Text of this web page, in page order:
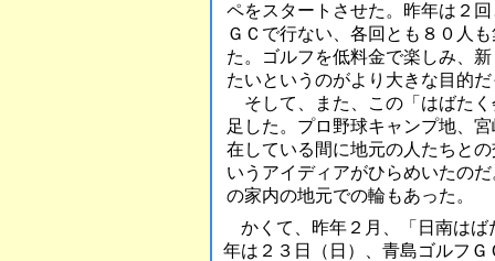
ペをスタートさせた。昨年は２
ＧＣで行ない、各回とも８０人
た。ゴルフを低料金で楽しみ、
たいというのがより大きな目的
そして、また、この「はばた
足した。プロ野球キャンプ地、
在している間に地元の人たちと
いうアイディアがひらめいたの
の家内の地元での輪もあった。
かくて、昨年２月、「日南はば
年は２３日（日）、青島ゴルフ